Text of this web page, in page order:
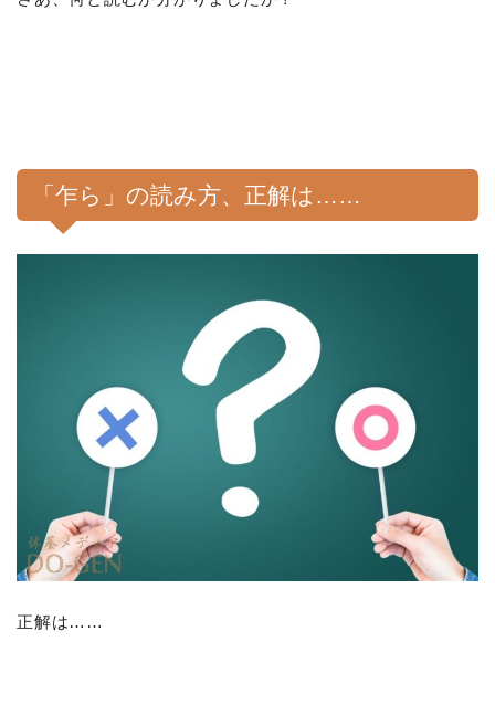
「乍ら」の読み方、正解は……
正解は……